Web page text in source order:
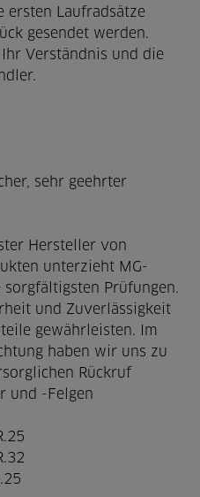
ersten Laufradsätze
gesendet werden.
Verständnis und die
sehr geehrter
Hersteller von
unterzieht MG-
Prüfungen.
und Zuverlässigkeit
gewährleisten. Im
haben wir uns zu
Rückruf
und -Felgen